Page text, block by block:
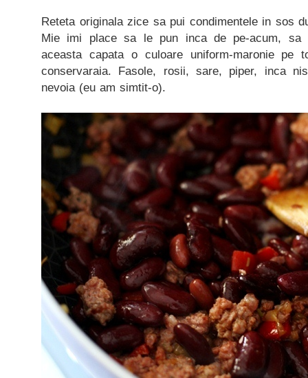
Reteta originala zice sa pui condimentele in sos
Mie imi place sa le pun inca de pe-acum, sa
aceasta capata o culoare uniform-maronie pe
conservaraia. Fasole, rosii, sare, piper, inca
nevoia (eu am simtit-o).